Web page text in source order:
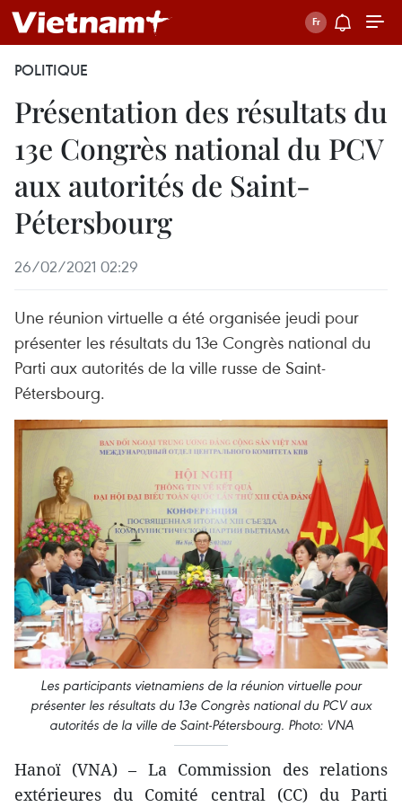
POLITIQUE
Présentation des résultats du
13e Congrès national du PCV
aux autorités de Saint-
Pétersbourg
26/02/2021 02:29
Une réunion virtuelle a été organisée jeudi pour
présenter les résultats du 13e Congrès national du
Parti aux autorités de la ville russe de Saint-
Pétersbourg.
Les participants vietnamiens de la réunion virtuelle pour
présenter les résultats du 13e Congrès national du PCV aux
autorités de la ville de Saint-Pétersbourg. Photo: VNA
Hanoï (VNA) – La Commission des relations
extérieures du Comité central (CC) du Parti